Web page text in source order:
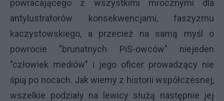
powracającego z wszystkimi mrocznymi dla
antylustratorów konsekwencjami, faszyzmu
kaczystowskiego, a przecież na samą myśl o
powrocie "brunatnych PiS-owców" niejeden
"człowiek mediów" i jego oficer prowadzący nie
śpią po nocach. Jak wiemy z historii współczesnej,
wszelkie podziały na lewicy służą następnie jej